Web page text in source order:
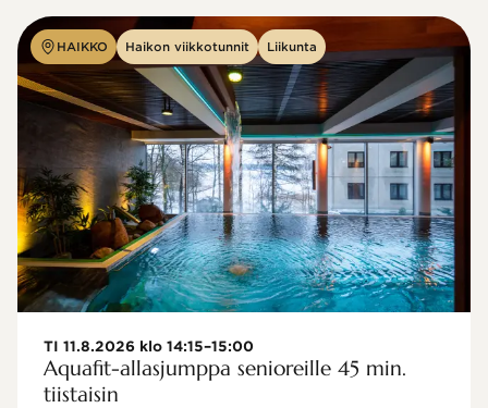
HAIKKO Haikon viikkotunnit Liikunta
TI 11.8.2026 klo 14:15–15:00
Aquafit-allasjumppa senioreille 45 min.
tiistaisin